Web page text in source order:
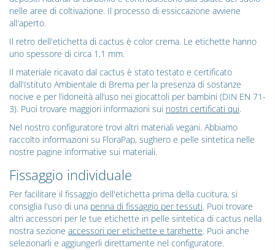
nelle aree di coltivazione. Il processo di essiccazione avviene
all'aperto.
Il retro dell'etichetta di cactus è color crema. Le etichette hanno
uno spessore di circa 1,1 mm.
Il materiale ricavato dal cactus è stato testato e certificato
dall'Istituto Ambientale di Brema per la presenza di sostanze
nocive e per l’idoneità all’uso nei giocattoli per bambini (DIN EN 71-
3). Puoi trovare maggiori informazioni sui nostri certificati qui.
Nel nostro configuratore trovi altri materiali vegani. Abbiamo
raccolto informazioni su FloraPap, sughero e pelle sintetica nelle
nostre pagine informative sui materiali.
Fissaggio individuale
Per facilitare il fissaggio dell'etichetta prima della cucitura, si
consiglia l'uso di una penna di fissaggio per tessuti. Puoi trovare
altri accessori per le tue etichette in pelle sintetica di cactus nella
nostra sezione accessori per etichette e targhette. Puoi anche
selezionarli e aggiungerli direttamente nel configuratore.